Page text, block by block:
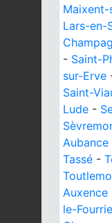
Maixent-
Lars-en-
- Saint-
sur-Erve
Saint-
Lude -
Aubance
Tassé -
Auxence
le-